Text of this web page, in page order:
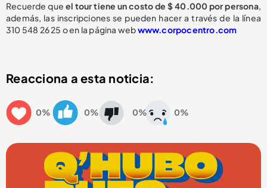
Recuerde que el tour tiene un costo de $ 40.000 por persona,
además, las inscripciones se pueden hacer a través de la línea
310 548 26 25 o en la página webwww.corpocentro.com
Reacciona a esta noticia:
0% 0% 0% 0%